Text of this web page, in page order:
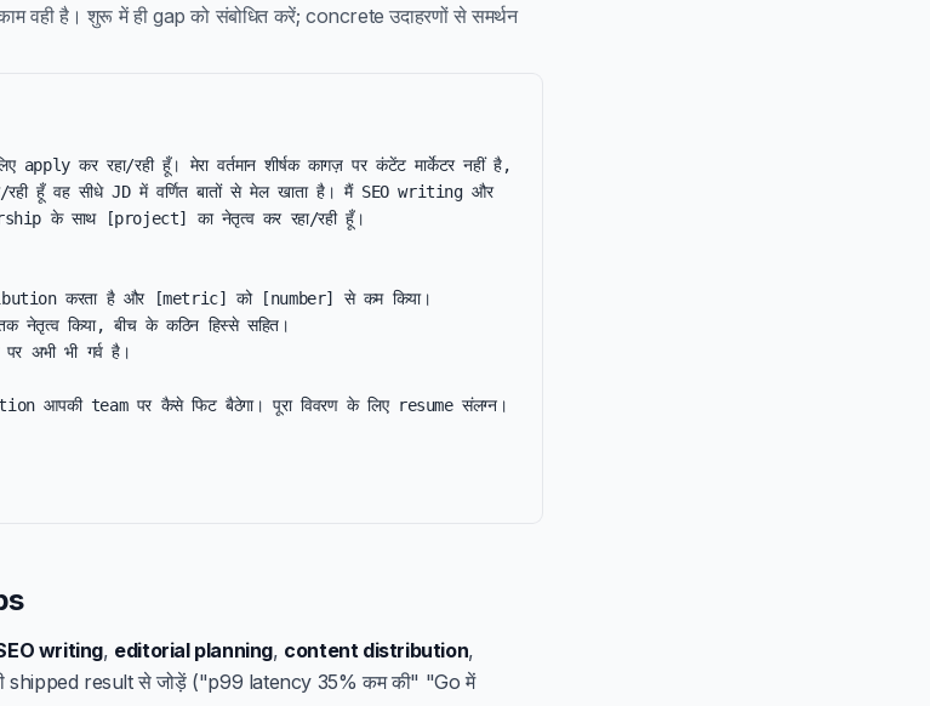
वही है। शुरू में ही gap को संबोधित करें; concrete उदाहरणों से समर्थन
कर रहा/रही हूँ। मेरा वर्तमान शीर्षक कागज़ पर कंटेंट मार्केटर नहीं है,
हूँ वह सीधे JD में वर्णित बातों से मेल खाता है। मैं SEO writing और
के साथ [project] का नेतृत्व कर रहा/रही हूँ।
करता है और [metric] को [number] से कम किया।
किया, बीच के कठिन हिस्से सहित।
अभी भी गर्व है।
आपकी team पर कैसे फिट बैठेगा। पूरा विवरण के लिए resume संलग्न।
writing, editorial planning, content distribution,
shipped result से जोड़ें ("p99 latency 35% कम की" "Go में